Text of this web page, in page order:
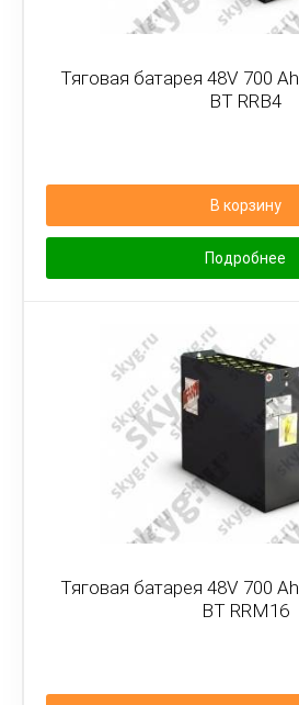
Тяговая батарея 48V 700
BT RRB4
В корзину
Подробнее
Тяговая батарея 48V 700
BT RRM16